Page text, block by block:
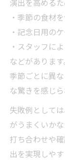
・季節の食材
・記念日用の
・スタッフに
などがありま
季節ごとに異
な驚きを感じら
失敗例として
がうまくいか
打ち合わせや
出を実現しや